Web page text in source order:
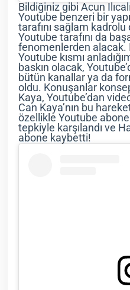
Bildiğiniz gibi Acun
Youtube benzeri bir
tarafını sağlam kadrolu
Youtube tarafını da
fenomenlerden alacak.
Youtube kısmı
baskın olacak,
bütün kanallar ya da
oldu. Konuşanlar
Kaya, Youtube’dan
Can Kaya’nın bu
özellikle Youtube
tepkiyle karşılandı ve
abone kaybetti!